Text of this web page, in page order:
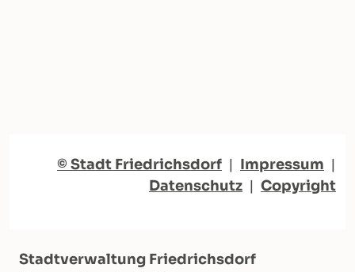
© Stadt Friedrichsdorf | Impressum |
Datenschutz | Copyright
Stadtverwaltung Friedrichsdorf